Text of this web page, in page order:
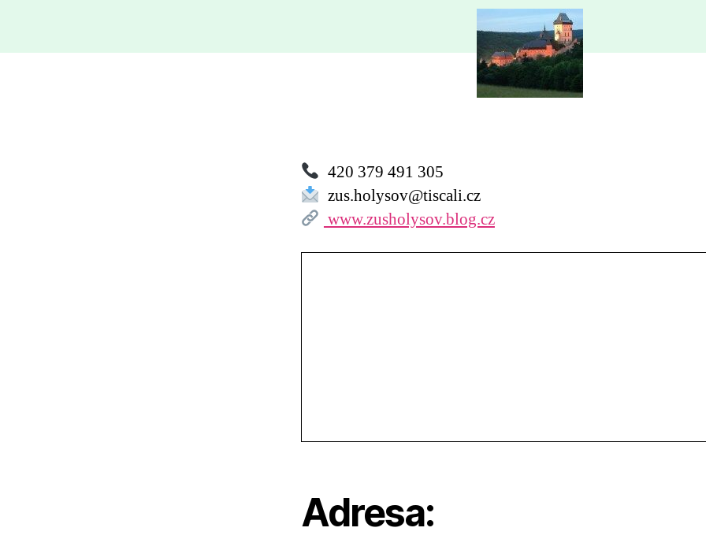
420 379 491 305
zus.holysov@tiscali.cz
www.zusholysov.blog.cz
Adresa: